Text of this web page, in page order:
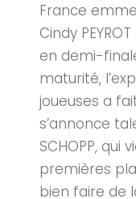
France
Cindy
en demi-
maturité,
joueuses a
s’annonce
SCHOPP, qui
premières
bien faire de